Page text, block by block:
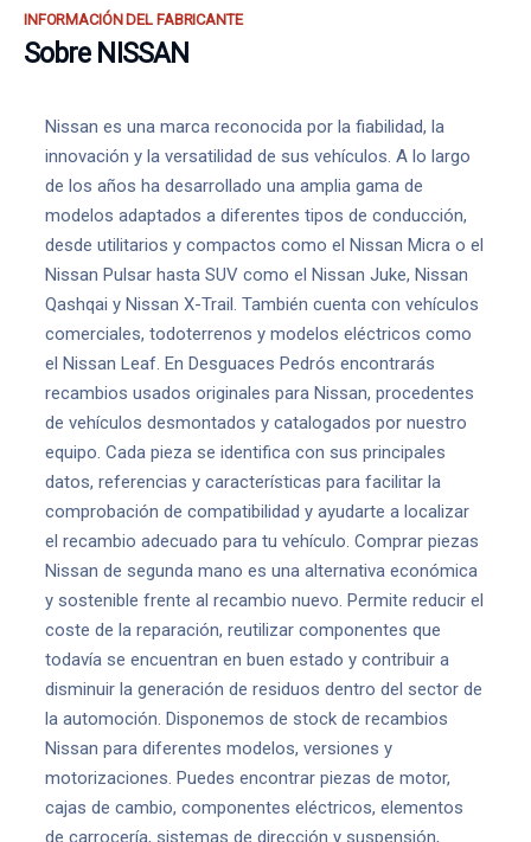
INFORMACIÓN DEL FABRICANTE
Sobre NISSAN
Nissan es una marca reconocida por la fiabilidad, la
innovación y la versatilidad de sus vehículos. A lo largo
de los años ha desarrollado una amplia gama de
modelos adaptados a diferentes tipos de conducción,
desde utilitarios y compactos como el Nissan Micra o el
Nissan Pulsar hasta SUV como el Nissan Juke, Nissan
Qashqai y Nissan X-Trail. También cuenta con vehículos
comerciales, todoterrenos y modelos eléctricos como
el Nissan Leaf. En Desguaces Pedrós encontrarás
recambios usados originales para Nissan, procedentes
de vehículos desmontados y catalogados por nuestro
equipo. Cada pieza se identifica con sus principales
datos, referencias y características para facilitar la
comprobación de compatibilidad y ayudarte a localizar
el recambio adecuado para tu vehículo. Comprar piezas
Nissan de segunda mano es una alternativa económica
y sostenible frente al recambio nuevo. Permite reducir el
coste de la reparación, reutilizar componentes que
todavía se encuentran en buen estado y contribuir a
disminuir la generación de residuos dentro del sector de
la automoción. Disponemos de stock de recambios
Nissan para diferentes modelos, versiones y
motorizaciones. Puedes encontrar piezas de motor,
cajas de cambio, componentes eléctricos, elementos
de carrocería, sistemas de dirección y suspensión,